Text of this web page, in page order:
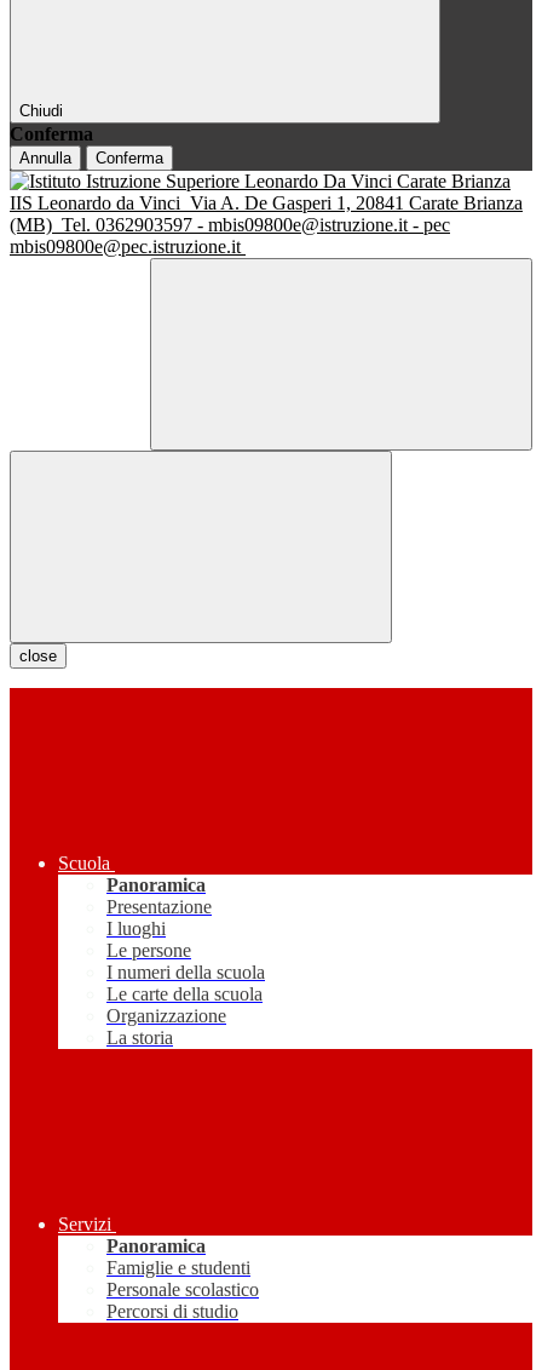
Chiudi
Conferma
Annulla Conferma
IIS Leonardo da Vinci Via A. De Gasperi 1, 20841 Carate Brianza
(MB) Tel. 0362903597 - mbis09800e@istruzione.it - pec
mbis09800e@pec.istruzione.it
close
Scuola
Panoramica
Presentazione
I luoghi
Le persone
I numeri della scuola
Le carte della scuola
Organizzazione
La storia
Servizi
Panoramica
Famiglie e studenti
Personale scolastico
Percorsi di studio